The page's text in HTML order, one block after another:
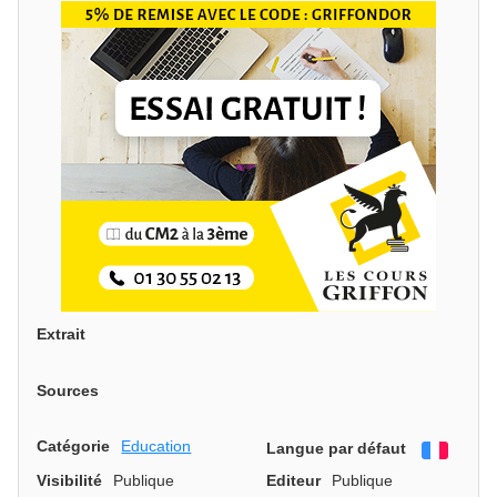
Extrait
Sources
Catégorie Education Langue par défaut
Visibilité
Publique Editeur
Publique